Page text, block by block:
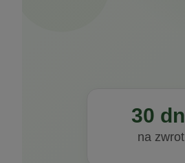
30
na zwrot